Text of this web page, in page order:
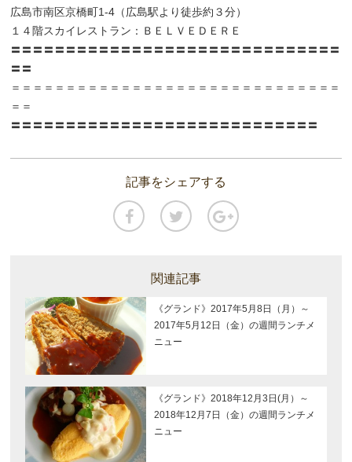
広島市南区京橋町1-4（広島駅より徒歩約３分）
１４階スカイレストラン：ＢＥＬＶＥＤＥＲＥ
〓〓〓〓〓〓〓〓〓〓〓〓〓〓〓〓〓〓〓〓〓〓〓〓〓〓〓〓〓〓
〓〓
＝＝＝＝＝＝＝＝＝＝＝＝＝＝＝＝＝＝＝＝＝＝＝＝＝＝＝＝＝＝
＝＝
〓〓〓〓〓〓〓〓〓〓〓〓〓〓〓〓〓〓〓〓〓〓〓〓〓〓〓〓
記事をシェアする
関連記事
《グランド》2017年5月8日（月）～
2017年5月12日（金）の週間ランチメ
ニュー
《グランド》2018年12月3日(月）～
2018年12月7日（金）の週間ランチメ
ニュー